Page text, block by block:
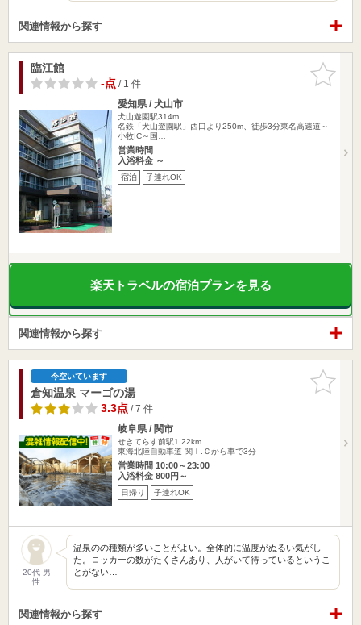
関連情報から探す
お気に入
りに追加
臨江館
-点/ 1 件
愛知県 / 犬山市
犬山遊園駅314m
名鉄「犬山遊園駅」西口より250m、徒歩3分東名高速道～
小牧IC～国…
営業時間
入浴料金 ～
宿泊 子連れOK
楽天トラベルの宿泊プランを見る
関連情報から探す
お気に入
りに追加
今空いています
倉知温泉 マーゴの湯
3.3点/ 7 件
岐阜県 / 関市
せきてらす前駅1.22km
東海北陸自動車道 関Ｉ.Ｃから車で3分
営業時間 10:00～23:00
入浴料金 800円～
日帰り 子連れOK
20代 男
性
温泉のの種類が多いことがよい。全体的に温度がぬるい気がし
た。ロッカーの数がたくさんあり、人がいて待っているというこ
とがない…
関連情報から探す